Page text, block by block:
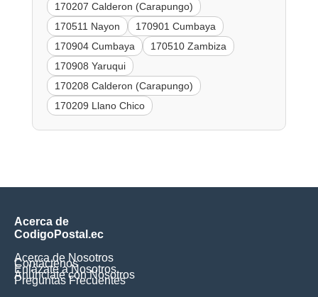
170207 Calderon (Carapungo)
170511 Nayon
170901 Cumbaya
170904 Cumbaya
170510 Zambiza
170908 Yaruqui
170208 Calderon (Carapungo)
170209 Llano Chico
Acerca de
CodigoPostal.ec
Acerca de Nosotros
Contáctenos
Enlázate a Nosotros
Anúnciate con Nosotros
Preguntas Frecuentes